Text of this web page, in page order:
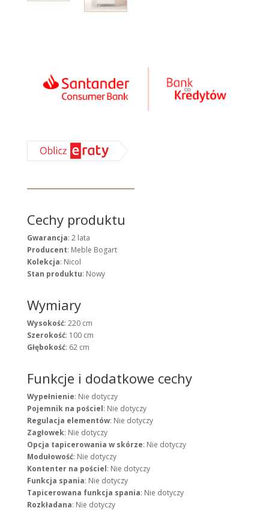
Cechy produktu
Gwarancja: 2 lata
Producent: Meble Bogart
Kolekcja: Nicol
Stan produktu: Nowy
Wymiary
Wysokość: 220 cm
Szerokość: 100 cm
Głębokość: 62 cm
Funkcje i dodatkowe cechy
Wypełnienie: Nie dotyczy
Pojemnik na pościel: Nie dotyczy
Regulacja elementów: Nie dotyczy
Zagłowek: Nie dotyczy
Opcja tapicerowania w skórze: Nie dotyczy
Modułowość: Nie dotyczy
Kontenter na pościel: Nie dotyczy
Funkcja spania: Nie dotyczy
Tapicerowana funkcja spania: Nie dotyczy
Rozkładana: Nie dotyczy